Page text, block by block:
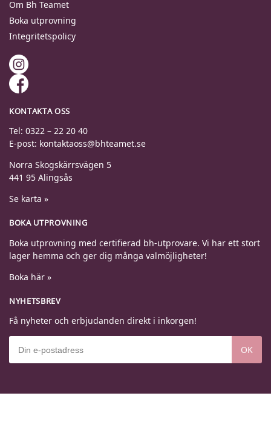
Om Bh Teamet
Boka utprovning
Integritetspolicy
KONTAKTA OSS
Tel: 0322 – 22 20 40
E-post: kontaktaoss@bhteamet.se
Norra Skogskärrsvägen 5
441 95 Alingsås
Se karta »
BOKA UTPROVNING
Boka utprovning med certifierad bh-utprovare. Vi har ett stort
lager hemma och ger dig många valmöjligheter!
Boka här »
NYHETSBREV
Få nyheter och erbjudanden direkt i inkorgen!